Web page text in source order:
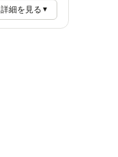
詳細を見る ▼